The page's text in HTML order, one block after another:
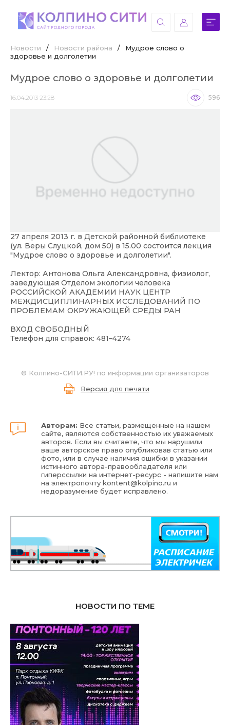
Новости / Новости района /
Мудрое слово о
здоровье и долголетии
Мудрое слово о здоровье и долголетии
16.04.2013 23:28 596
27 апреля 2013 г. в Детской районной библиотеке
(ул. Веры Слуцкой, дом 50) в 15.00 состоится лекция
"Мудрое слово о здоровье и долголетии".
Лектор: Антонова Ольга Александровна, физиолог,
заведующая Отделом экологии человека
РОССИЙСКОЙ АКАДЕМИИ НАУК ЦЕНТР
МЕЖДИСЦИПЛИНАРНЫХ ИССЛЕДОВАНИЙ ПО
ПРОБЛЕМАМ ОКРУЖАЮЩЕЙ СРЕДЫ РАН
ВХОД СВОБОДНЫЙ
Телефон для справок: 481–4274
© Колпино-СИТИ.РУ! по информации организаторов
Версия для печати
Авторам: Все статьи, размещенные на нашем
сайте, являются собственностью их уважаемых
авторов. Если вы считаете, что мы нарушили
ваше авторское право опубликовав статью или
фото, или в случае наличия ошибки в указании
истинного автора-правообладателя или
гиперссылки на интернет-ресурс - напишите нам
на электропочтуkontent@kolpino.ru и
недоразумение будет исправлено.
НОВОСТИ ПО ТЕМЕ